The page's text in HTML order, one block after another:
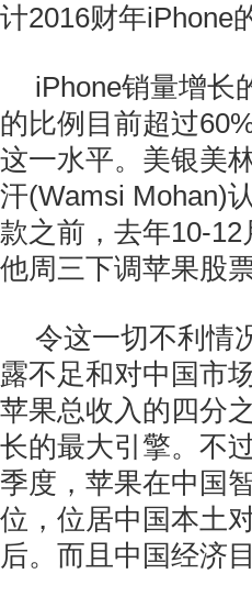
计2016财年iPhone
iPhone销量增长
的比例目前超过
这一水平。美银美
汗(Wamsi Mohan)
款之前，去年10-
他周三下调苹果股
令这一切不利情
露不足和对中国市
苹果总收入的四分
长的最大引擎。不
季度，苹果在中国
位，位居中国本土
后。而且中国经济